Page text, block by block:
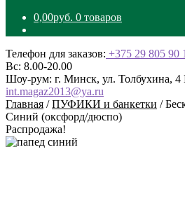
0,00руб. 0 товаров
Телефон для заказов: +375 29 805 90
Вс: 8.00-20.00
Шоу-рум: г. Минск, ул. Толбухина, 4
int.magaz2013@ya.ru
Главная /ПУФИКИ и банкетки /
Синий (оксфорд/дюспо)
Распродажа!